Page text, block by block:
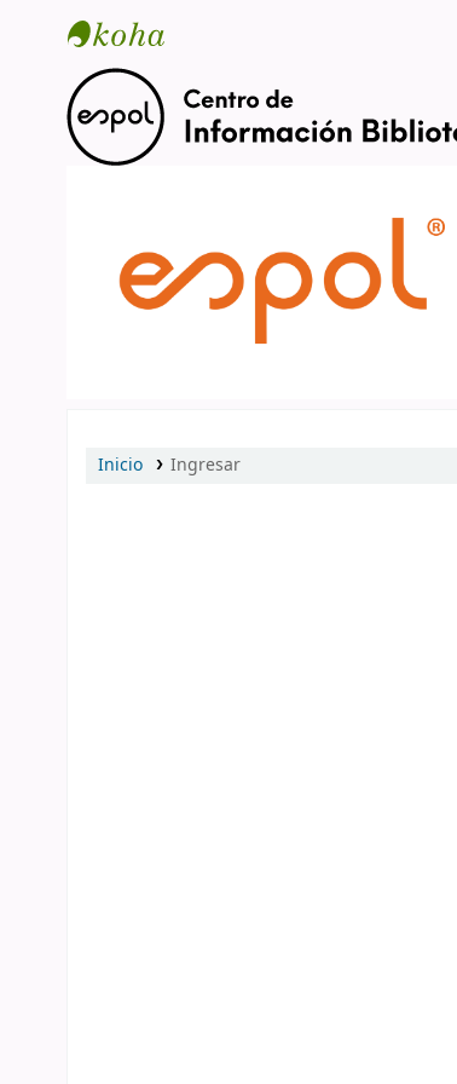
Catálogo en línea
Inicio Ingresar